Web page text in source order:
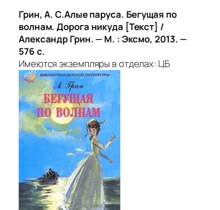
Грин, А. С.Алые паруса. Бегущая по
волнам. Дорога никуда [Текст] /
Александр Грин. — М. : Эксмо, 2013. —
576 с.
Имеются экземпляры в отделах: ЦБ